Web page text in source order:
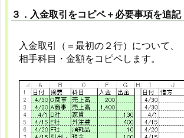
３．入金取引をコピペ＋必要事項を追記
入金取引（＝最初の２行）について、
相手科目・金額をコピペします。